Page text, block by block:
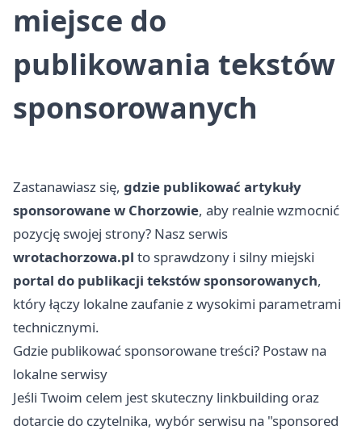
miejsce do
publikowania tekstów
sponsorowanych
Zastanawiasz się, gdzie publikować artykuły
sponsorowanew Chorzowie, aby realnie wzmocnić
pozycję swojej strony? Nasz serwis
wrotachorzowa.pl to sprawdzony i silny miejski
portal do publikacji tekstów sponsorowanych,
który łączy lokalne zaufanie z wysokimi parametrami
technicznymi.
Gdzie publikować sponsorowane treści? Postaw na
lokalne serwisy
Jeśli Twoim celem jest skuteczny linkbuilding oraz
dotarcie do czytelnika, wybór serwisu na "sponsored